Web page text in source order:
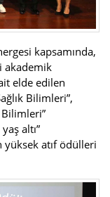
kapsamında,
akademik
elde edilen
Bilimleri”,
Bilimleri”
altı”
atıf ödülleri